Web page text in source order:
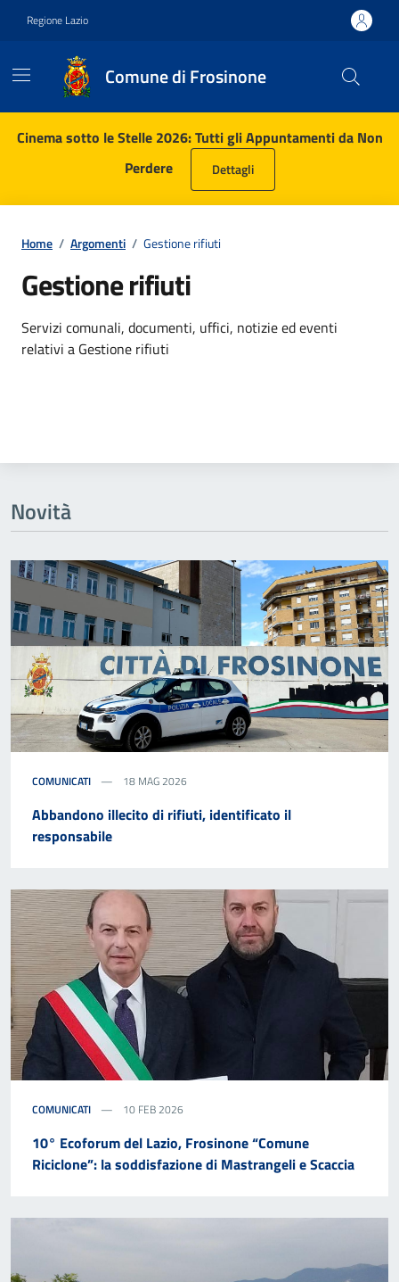
Regione Lazio
Comune di Frosinone
Contenuti in evidenza
Cinema sotto le Stelle 2026: Tutti gli Appuntamenti da Non
Perdere
Dettagli
Home / Argomenti / Gestione rifiuti
Gestione rifiuti
Dettagli dell'argomento
Servizi comunali, documenti, uffici, notizie ed eventi
relativi a Gestione rifiuti
Novità
COMUNICATI 18 MAG 2026
Abbandono illecito di rifiuti, identificato il
responsabile
COMUNICATI 10 FEB 2026
10° Ecoforum del Lazio, Frosinone “Comune
Riciclone”: la soddisfazione di Mastrangeli e Scaccia